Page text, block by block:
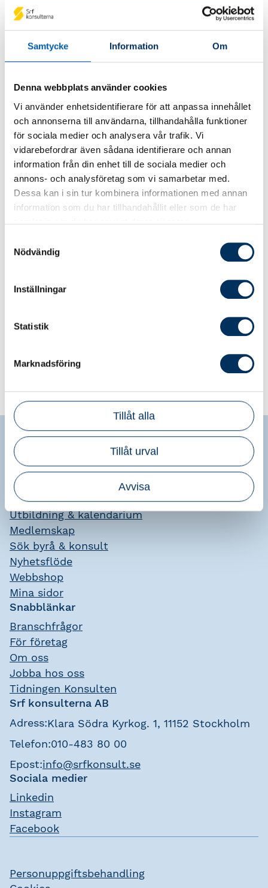
Samtycke Information Om
Denna webbplats använder cookies
Vi använder enhetsidentifierare för att anpassa innehållet
och annonserna till användarna, tillhandahålla funktioner
för sociala medier och analysera vår trafik. Vi
vidarebefordrar även sådana identifierare och annan
information från din enhet till de sociala medier och
annons- och analysföretag som vi samarbetar med.
Dessa kan i sin tur kombinera informationen med annan
information som du har tillhandahållit eller som de har
Nödvändig
Inställningar
Statistik
Marknadsföring
Tillåt alla
Tillåt urval
Avvisa
Telefonnummer
Behandling av personuppgifter
Jag godkänner att mina personuppgifter
behandlas i enlighet med Srf konsulternas
integritetspolicy.
Skicka
Personuppgiftsbehandling
Läs om hur Srf konsulterna behandlar
Srf konsulterna
Bli medlem
Utbildning & kalendarium
Medlemskap
Sök byrå & konsult
Nyhetsflöde
Webbshop
Mina sidor
Snabblänkar
Branschfrågor
För företag
Om oss
Jobba hos oss
Tidningen Konsulten
Srf konsulterna AB
Adress:Klara Södra Kyrkog. 1, 11152 Stockholm
Telefon:010-483 80 00
Epost:info@srfkonsult.se
Sociala medier
Linkedin
Instagram
Facebook
Personuppgiftsbehandling